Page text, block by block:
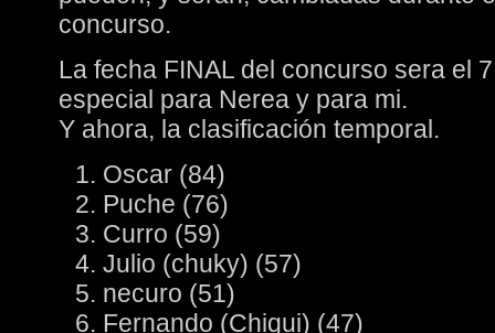
concurso.
La fecha FINAL del concurso sera el
especial para Nerea y para mi.
Y ahora, la clasificación temporal.
Oscar (84)
Puche (76)
Curro (59)
Julio (chuky) (57)
necuro (51)
Fernando (Chiqui) (47)